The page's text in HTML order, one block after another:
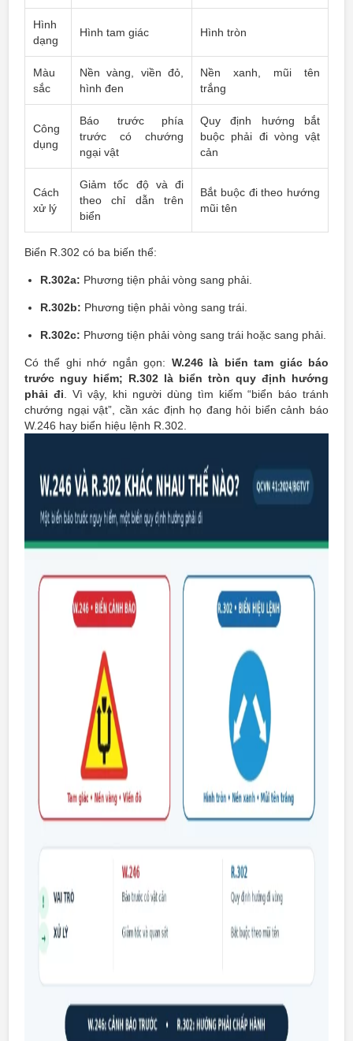
Hình
dạng
Hình tam giác Hình tròn
Màu
sắc
Nền vàng, viền đỏ,
hình đen
Nền xanh, mũi tên
trắng
Công
dụng
Báo trước phía
trước có chướng
ngại vật
Quy định hướng bắt
buộc phải đi vòng vật
cản
Cách
xử lý
Giảm tốc độ và đi
theo chỉ dẫn trên
biển
Bắt buộc đi theo hướng
mũi tên
Biển R.302 có ba biến thể:
R.302a: Phương tiện phải vòng sang phải.
R.302b: Phương tiện phải vòng sang trái.
R.302c: Phương tiện phải vòng sang trái hoặc sang phải.
Có thể ghi nhớ ngắn gọn: W.246 là biển tam giác báo
trước nguy hiểm; R.302 là biển tròn quy định hướng
phải đi . Vì vậy, khi người dùng tìm kiếm “biển báo tránh
chướng ngại vật”, cần xác định họ đang hỏi biển cảnh báo
W.246 hay biển hiệu lệnh R.302.